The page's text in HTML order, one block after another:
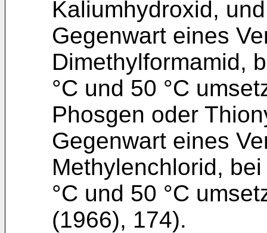
Kaliumhydroxid,
Gegenwart eines
Dimethylformamid,
°C und 50 °C
Phosgen oder
Ge­genwart eines
Methy­lenchlorid,
°C und 50 °C
(1966), 174).